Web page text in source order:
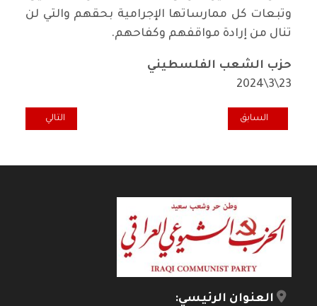
وتبعات كل ممارساتها الإجرامية بحقهم والتي لن
تنال من إرادة مواقفهم وكفاحهم.
حزب الشعب الفلسطيني
23\3\2024
المقال السابق: بلاغ عن انعقاد كونفرنس منظمة الحزب الشيوعي
السابق المقال التالي: مقالة
التالي
العنوان الرئيسي: